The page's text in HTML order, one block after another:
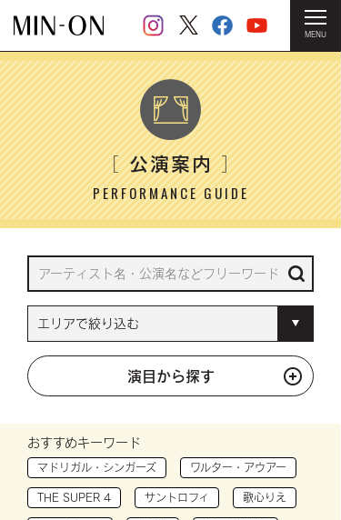
MENU
HOME ＞ 公演案内
［公演案内］
PERFORMANCE GUIDE
演目から探す
おすすめキーワード
マドリガル・シンガーズ ワルター・アウアー
THE SUPER 4 サントロフィ 歌心りえ